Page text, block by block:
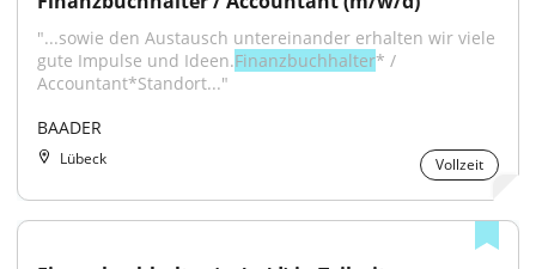
"...sowie den Austausch untereinander erhalten wir viele
gute Impulse und Ideen.Finanzbuchhalter* /
Accountant*Standort..."
BAADER
Lübeck Vollzeit